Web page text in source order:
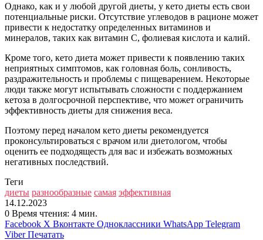
Однако, как и у любой другой диеты, у кето диеты есть свои
потенциальные риски. Отсутствие углеводов в рационе может
привести к недостатку определенных витаминов и
минералов, таких как витамин С, фолиевая кислота и калий.
Кроме того, кето диета может привести к появлению таких
неприятных симптомов, как головная боль, сонливость,
раздражительность и проблемы с пищеварением. Некоторые
люди также могут испытывать сложности с поддержанием
кетоза в долгосрочной перспективе, что может ограничить
эффективность диеты для снижения веса.
Поэтому перед началом кето диеты рекомендуется
проконсультироваться с врачом или диетологом, чтобы
оценить ее подходящесть для вас и избежать возможных
негативных последствий.
Теги
диеты разнообразные самая эффективная
14.12.2023
0 Время чтения: 4 мин.
Facebook X Вконтакте Одноклассники WhatsApp Telegram
Viber Печатать